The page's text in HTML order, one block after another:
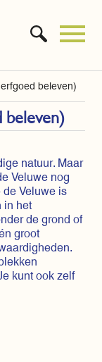
beleven)
beleven)
natuur. Maar
Veluwe nog
de Veluwe is
in het
de grond of
groot
kunt ook zelf